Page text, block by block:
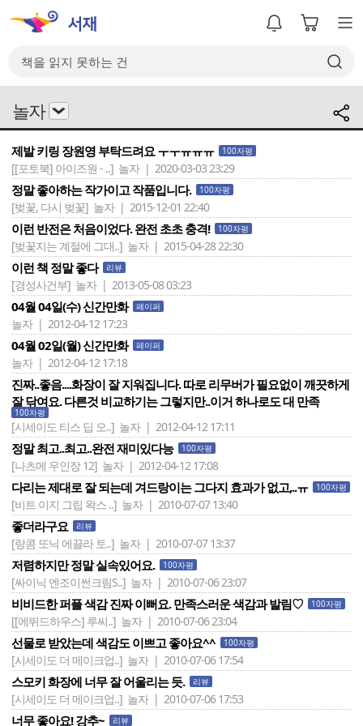
놀자
제발 키링 장원영 부탁드려요 ㅜㅜㅠㅠㅠ 100자평
[[포토북] 아이즈원 - ..] 놀자 | 2020-03-03 23:29
정말 좋아하는 작가이고 작품입니다. 100자평
[벚꽃, 다시 벚꽃] 놀자 | 2015-12-01 22:40
이런 반전은 처음이었다. 완전 초초 충격! 100자평
[벚꽃지는 계절에 그대..] 놀자 | 2015-04-28 22:30
이런 책 정말 좋다 리뷰
[경성사건부] 놀자 | 2013-05-08 03:23
04월 04일(수) 신간만화 페이퍼
놀자 | 2012-04-12 17:23
04월 02일(월) 신간만화 페이퍼
놀자 | 2012-04-12 17:18
진짜..좋음....화장이 잘 지워집니다. 따로 리무버가 필요없이 깨끗하게
잘 닦여요. 다른것 비교하기는 그렇지만..이거 하나로도 대 만족
100자평
[시세이도 티스 딥 오..] 놀자 | 2012-04-12 17:11
정말 최고..최고..완전 재미있다능 100자평
[나츠메 우인장 12] 놀자 | 2012-04-12 17:08
다리는 제대로 잘 되는데 겨드랑이는 그다지 효과가 없고,..ㅠ 100자평
[비트 이지 그립 왁스 ..] 놀자 | 2010-07-07 13:40
좋더라구요 리뷰
[랑콤 또닉 에끌라 토..] 놀자 | 2010-07-07 13:37
저렴하지만 정말 실속있어요. 100자평
[싸이닉 엔조이썬크림S..] 놀자 | 2010-07-06 23:07
비비드한 퍼플 색감 진짜 이뻐요. 만족스러운 색감과 발림♡ 100자평
[[에뛰드하우스] 루씨..] 놀자 | 2010-07-06 23:04
선물로 받았는데 색감도 이쁘고 좋아요^^ 100자평
[시세이도 더 메이크업..] 놀자 | 2010-07-06 17:54
스모키 화장에 너무 잘 어울리는 듯. 리뷰
[시세이도 더 메이크업..] 놀자 | 2010-07-06 17:53
너무 좋아요! 강추~ 리뷰